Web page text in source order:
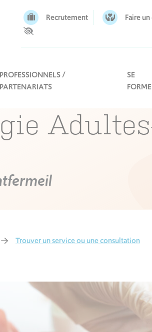
Recrutement Faire
PROFESSIONNELS /
PARTENARIATS
SE
Trouver un service ou une consultation